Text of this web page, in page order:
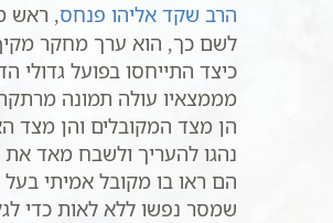
הרב שקד אליהו פנחס, ראש
לשם כך, הוא ערך מחקר
כיצד התייחסו בפועל גדולי
מממצאיו עולה תמונה
הן מצד המקובלים והן מצד
נהגו להעריך ולשבח מאד
הם ראו בו מקובל אמיתי
שמסר נפשו ללא לאות כדי